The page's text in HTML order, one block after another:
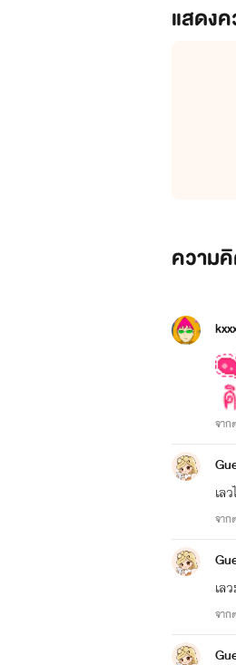
คอป
"เ
แสดง
ความ
จา
เล
จา
เล
จา